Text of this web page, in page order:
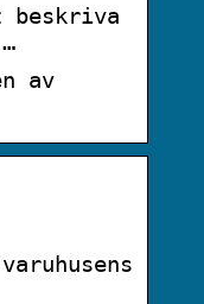
beskriva
av